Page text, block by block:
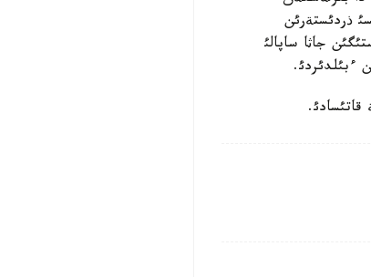
ذردئستةرئن
جاثا ساپالئ
ءبئلدئردئ.